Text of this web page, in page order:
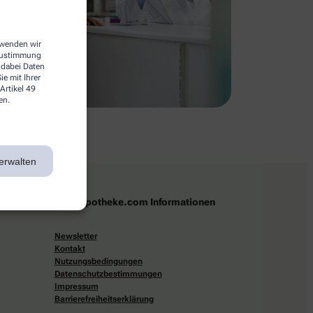
wir
Daten
mit Ihrer
49
apotheke.com Informationen
Newsletter
Kontakt
Nutzungsbedingungen
Datenschutzbestimmungen
Impressum
Barrierefreiheitserklärung